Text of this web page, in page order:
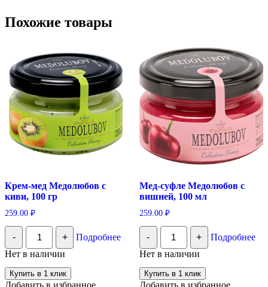
Похожие товары
Крем-мед Медолюбов с
киви, 100 гр
259.00 ₽
-
Количество
Крем-
мед
Медолюбов
с
киви,
+
Подробнее
Нет в наличии
Купить в 1 клик
Добавить в избранное
Мед-суфле Медолюбов с
вишней, 100 мл
259.00 ₽
-
Количество
Мед-
суфле
Медолюбов
с
вишней,
+
Подробнее
Нет в наличии
Купить в 1 клик
Добавить в избранное